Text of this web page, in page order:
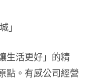
」
生活更好」的精
點。 有感公司經營